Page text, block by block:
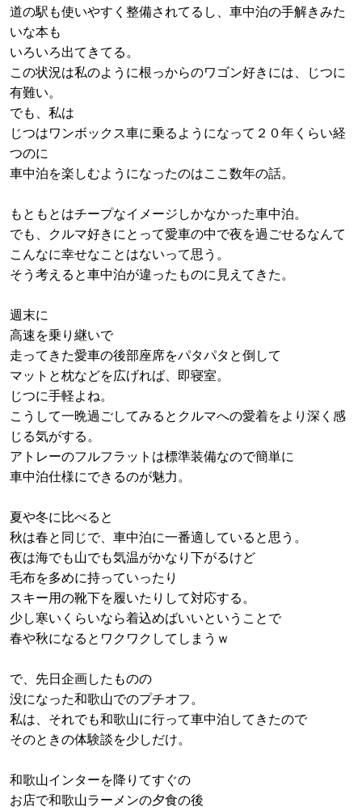
道の駅も使いやすく整備されてるし、車中泊の手解きみた
いな本も
いろいろ出てきてる。
この状況は私のように根っからのワゴン好きには、じつに
有難い。
でも、私は
じつはワンボックス車に乗るようになって２０年くらい経
つのに
車中泊を楽しむようになったのはここ数年の話。
もともとはチープなイメージしかなかった車中泊。
でも、クルマ好きにとって愛車の中で夜を過ごせるなんて
こんなに幸せなことはないって思う。
そう考えると車中泊が違ったものに見えてきた。
週末に
高速を乗り継いで
走ってきた愛車の後部座席をパタパタと倒して
マットと枕などを広げれば、即寝室。
じつに手軽よね。
こうして一晩過ごしてみるとクルマへの愛着をより深く感
じる気がする。
アトレーのフルフラットは標準装備なので簡単に
車中泊仕様にできるのが魅力。
夏や冬に比べると
秋は春と同じで、車中泊に一番適していると思う。
夜は海でも山でも気温がかなり下がるけど
毛布を多めに持っていったり
スキー用の靴下を履いたりして対応する。
少し寒いくらいなら着込めばいいということで
春や秋になるとワクワクしてしまうｗ
で、先日企画したものの
没になった和歌山でのプチオフ。
私は、それでも和歌山に行って車中泊してきたので
そのときの体験談を少しだけ。
和歌山インターを降りてすぐの
お店で和歌山ラーメンの夕食の後